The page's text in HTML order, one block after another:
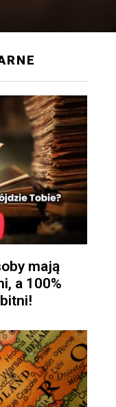
mają
a 100%